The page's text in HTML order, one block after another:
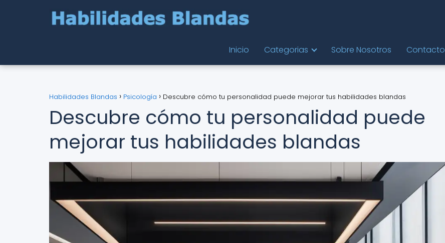
Inicio Categorias Sobre Nosotros Contacto
Habilidades Blandas Psicología Descubre cómo tu personalidad puede mejorar tus habilidades blandas
Descubre cómo tu personalidad puede
mejorar tus habilidades blandas